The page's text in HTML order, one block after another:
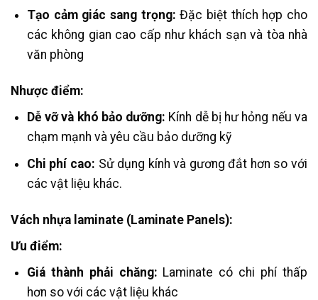
Tạo cảm giác sang trọng: Đặc biệt thích hợp cho
các không gian cao cấp như khách sạn và tòa nhà
văn phòng
Nhược điểm:
Dễ vỡ và khó bảo dưỡng: Kính dễ bị hư hỏng nếu va
chạm mạnh và yêu cầu bảo dưỡng kỹ​
Chi phí cao: Sử dụng kính và gương đắt hơn so với
các vật liệu khác.
Vách nhựa laminate (Laminate Panels):
Ưu điểm:
Giá thành phải chăng: Laminate có chi phí thấp
hơn so với các vật liệu khác